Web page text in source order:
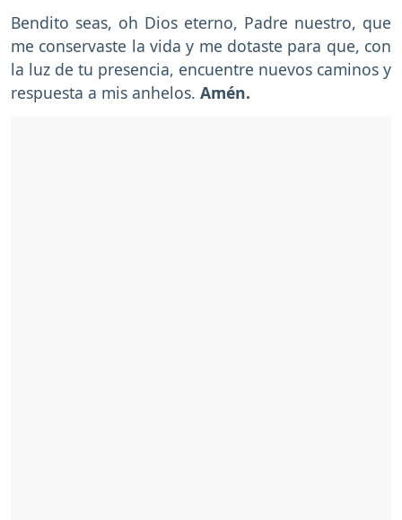
Bendito seas, oh Dios eterno, Padre nuestro, que
me conservaste la vida y me dotaste para que, con
la luz de tu presencia, encuentre nuevos caminos y
respuesta a mis anhelos. Amén.